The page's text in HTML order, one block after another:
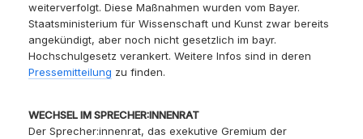
weiterverfolgt. Diese Maßnahmen wurden vom Bayer.
Staatsministerium für Wissenschaft und Kunst zwar bereits
angekündigt, aber noch nicht gesetzlich im bayr.
Hochschulgesetz verankert. Weitere Infos sind in deren
Pressemitteilung zu finden.
WECHSEL IM SPRECHER:INNENRAT
Der Sprecher:innenrat, das exekutive Gremium der